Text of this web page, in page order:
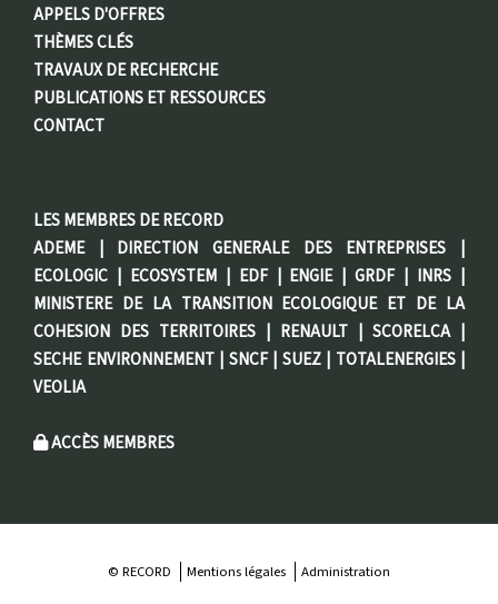
APPELS D'OFFRES
THÈMES CLÉS
TRAVAUX DE RECHERCHE
PUBLICATIONS ET RESSOURCES
CONTACT
LES MEMBRES DE RECORD
ADEME | DIRECTION GENERALE DES ENTREPRISES |
ECOLOGIC | ECOSYSTEM | EDF | ENGIE | GRDF | INRS |
MINISTERE DE LA TRANSITION ECOLOGIQUE ET DE LA
COHESION DES TERRITOIRES | RENAULT | SCORELCA |
SECHE ENVIRONNEMENT | SNCF | SUEZ | TOTALENERGIES |
VEOLIA
ACCÈS MEMBRES
© RECORD Mentions légales Administration